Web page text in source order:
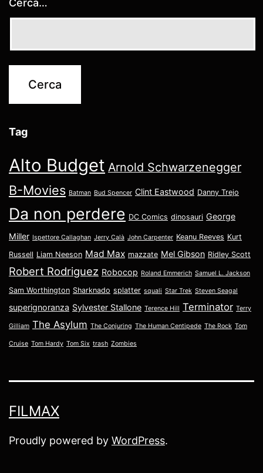
Cerca…
Tag
Alto Budget Arnold Schwarzenegger
B-Movies Batman Bud Spencer Clint Eastwood Danny Trejo
Da non perdere DC Comics dinosauri George
Miller Ispettore Callaghan Jerry Calà John Carpenter Keanu Reeves Kurt
Russell Liam Neeson Mad Max mazzate Mel Gibson Ridley Scott
Robert Rodriguez Robocop Roland Emmerich Samuel L. Jackson
Sam Worthington Sharknado splatter squali Star Trek Steven Seagal
superignoranza Sylvester Stallone Terence Hill Terminator Terry
Gilliam The Asylum The Conjuring The Human Centipede The Rock Tom
Cruise Tom Hardy Tom Six trash Zombies
FILMAX
Proudly powered by WordPress.